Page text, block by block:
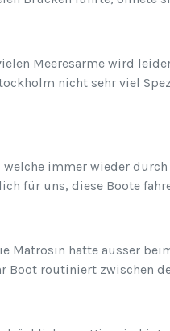
Meeresarme wird
nicht sehr viel
immer wieder
für uns, diese Boote
Matrosin hatte ausser
Boot routiniert zwischen